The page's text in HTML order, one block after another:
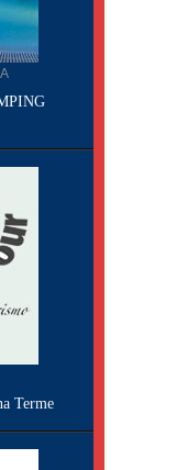
Terme